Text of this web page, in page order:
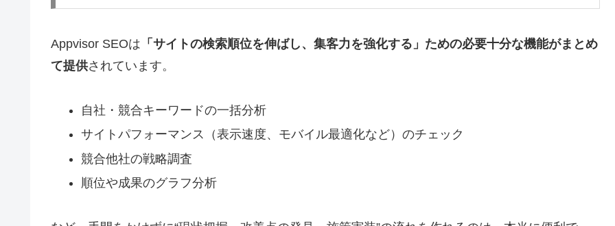
Appvisor SEOは 「サイトの検索順位を伸ばし、集客力を強化する」ための必要十分な機能がまとめ
て提供されています。
自社・競合キーワードの一括分析
サイトパフォーマンス（表示速度、モバイル最適化など）のチェック
競合他社の戦略調査
順位や成果のグラフ分析